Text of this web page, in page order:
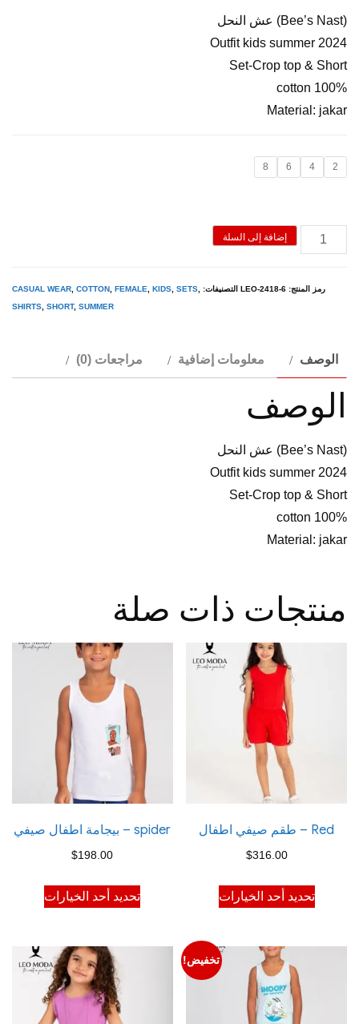
(Bee’s Nast) عش النحل
Outfit kids summer 2024
Set-Crop top & Short
100% cotton
Material: jakar
2
4
6
8
كمية
Mauve
إضافة إلى السلة
رمز المنتج: LEO-2418-6 التصنيفات: CASUAL WEAR, COTTON, FEMALE, KIDS, SETS,
SHIRTS, SHORT, SUMMER
الوصف معلومات إضافية مراجعات (0)
الوصف
(Bee’s Nast) عش النحل
Outfit kids summer 2024
Set-Crop top & Short
100% cotton
Material: jakar
منتجات ذات صلة
Red – طقم صيفي اطفال
$316.00
تحديد أحد الخيارات
هناك
العديد
الأشكال
المختلفة
spider – بيجامة اطفال صيفي
$198.00
تحديد أحد الخيارات
هناك
العديد
الأشكال
المختلفة
لهذا
المنتج.
تخفيض!